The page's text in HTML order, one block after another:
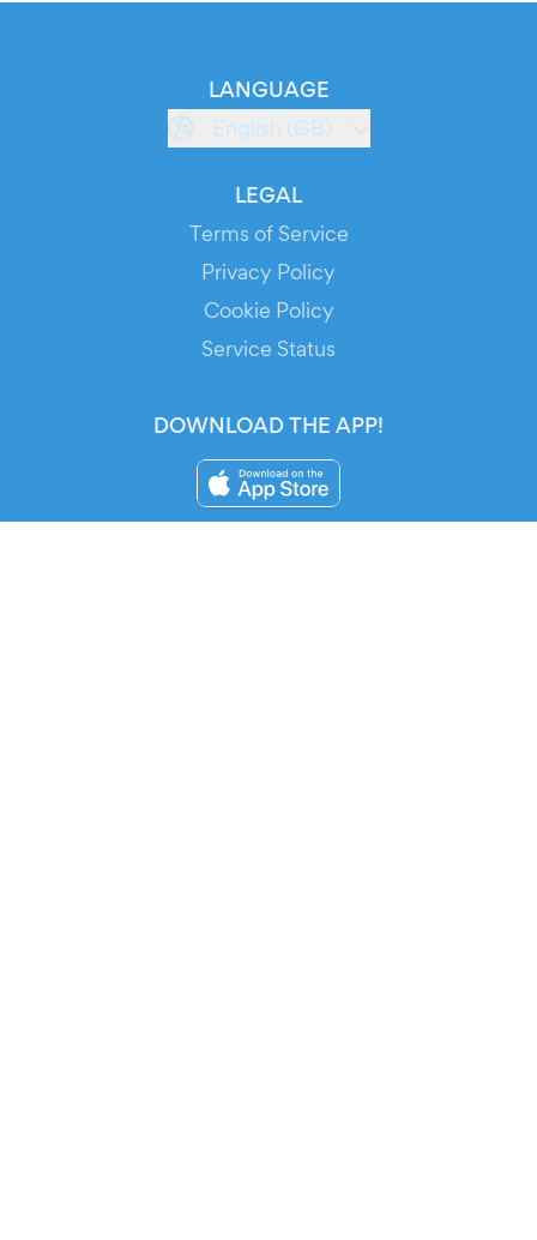
LANGUAGE
English (GB)
LEGAL
Terms of Service
Privacy Policy
Cookie Policy
Service Status
DOWNLOAD THE APP!